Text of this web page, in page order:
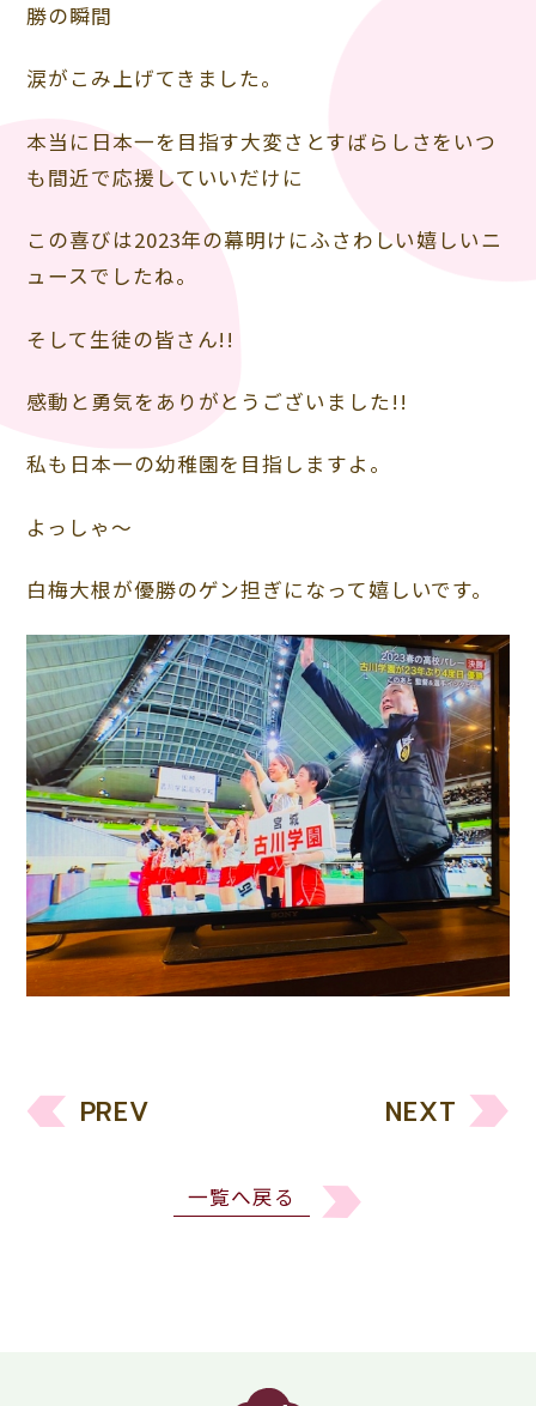
勝の瞬間
涙がこみ上げてきました。
本当に日本一を目指す大変さとすばらしさをいつ
も間近で応援していいだけに
この喜びは2023年の幕明けにふさわしい嬉しいニ
ュースでしたね。
そして生徒の皆さん!!
感動と勇気をありがとうございました!!
私も日本一の幼稚園を目指しますよ。
よっしゃ～
白梅大根が優勝のゲン担ぎになって嬉しいです。
PREV NEXT
一覧へ戻る